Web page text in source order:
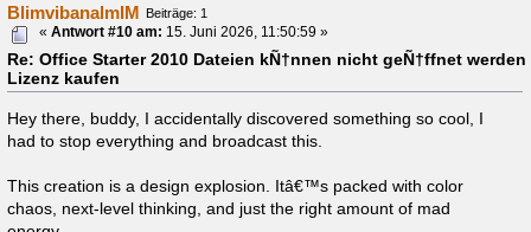
BlimvibanalmIM Beiträge: 1
Re: Office Starter 2010 Dateien kÑ†nnen nicht geÑ†ffnet werden
Lizenz kaufen
«Antwort #10 am: 15. Juni 2026, 11:50:59 »
Hey there, buddy, I accidentally discovered something so cool, I
had to stop everything and broadcast this.
This creation is a design explosion. Itâ€™s packed with color
chaos, next-level thinking, and just the right amount of mad